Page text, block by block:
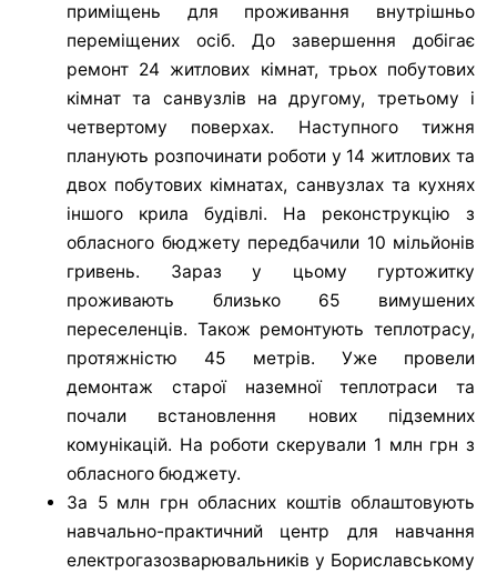
приміщень для проживання внутрішньо
переміщених осіб. До завершення добігає
ремонт 24 житлових кімнат, трьох побутових
кімнат та санвузлів на другому, третьому і
четвертому поверхах. Наступного тижня
планують розпочинати роботи у 14 житлових та
двох побутових кімнатах, санвузлах та кухнях
іншого крила будівлі. На реконструкцію з
обласного бюджету передбачили 10 мільйонів
гривень. Зараз у цьому гуртожитку
проживають близько 65 вимушених
переселенців. Також ремонтують теплотрасу,
протяжністю 45 метрів. Уже провели
демонтаж старої наземної теплотраси та
почали встановлення нових підземних
комунікацій. На роботи скерували 1 млн грн з
обласного бюджету.
За 5 млн грн обласних коштів облаштовують
навчально-практичний центр для навчання
електрогазозварювальників у Бориславському